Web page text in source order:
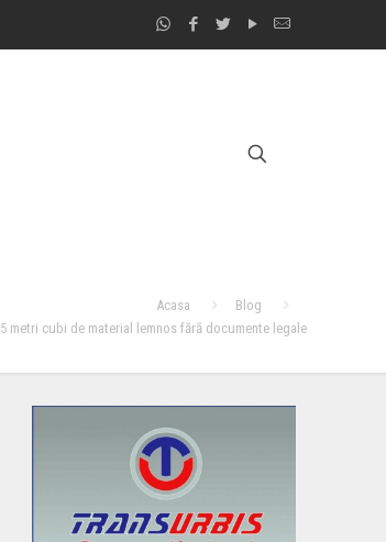
Acasa
Blog
5 metri cubi de material lemnos fără documente legale